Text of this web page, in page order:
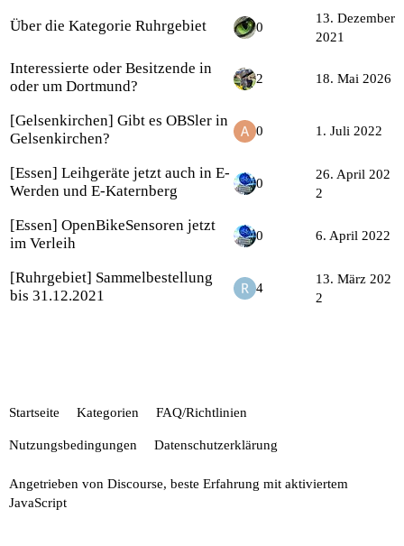
Über die Kategorie Ruhrgebiet 0
13. Dezember
2021
Interessierte oder Besitzende in
oder um Dortmund?
2 18. Mai 2026
[Gelsenkirchen] Gibt es OBSler in
Gelsenkirchen?
0 1. Juli 2022
[Essen] Leihgeräte jetzt auch in E-
Werden und E-Katernberg
0
26. April 202
2
[Essen] OpenBikeSensoren jetzt
im Verleih
0 6. April 2022
[Ruhrgebiet] Sammelbestellung
bis 31.12.2021
4
13. März 202
2
Startseite Kategorien FAQ/Richtlinien
Nutzungsbedingungen Datenschutzerklärung
Angetrieben von Discourse, beste Erfahrung mit aktiviertem
JavaScript